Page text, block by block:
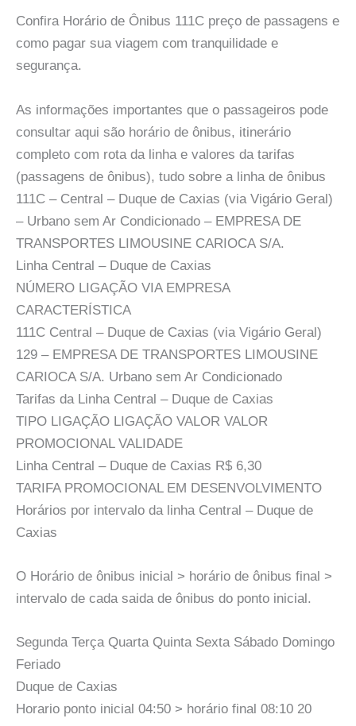
Confira Horário de Ônibus 111C preço de passagens e
como pagar sua viagem com tranquilidade e
segurança.
As informações importantes que o passageiros pode
consultar aqui são horário de ônibus, itinerário
completo com rota da linha e valores da tarifas
(passagens de ônibus), tudo sobre a linha de ônibus
111C – Central – Duque de Caxias (via Vigário Geral)
– Urbano sem Ar Condicionado – EMPRESA DE
TRANSPORTES LIMOUSINE CARIOCA S/A.
Linha Central – Duque de Caxias
NÚMERO LIGAÇÃO VIA EMPRESA
CARACTERÍSTICA
111C Central – Duque de Caxias (via Vigário Geral)
129 – EMPRESA DE TRANSPORTES LIMOUSINE
CARIOCA S/A. Urbano sem Ar Condicionado
Tarifas da Linha Central – Duque de Caxias
TIPO LIGAÇÃO LIGAÇÃO VALOR VALOR
PROMOCIONAL VALIDADE
Linha Central – Duque de Caxias R$ 6,30
TARIFA PROMOCIONAL EM DESENVOLVIMENTO
Horários por intervalo da linha Central – Duque de
Caxias
O Horário de ônibus inicial > horário de ônibus final >
intervalo de cada saida de ônibus do ponto inicial.
Segunda Terça Quarta Quinta Sexta Sábado Domingo
Feriado
Duque de Caxias
Horario ponto inicial 04:50 > horário final 08:10 20